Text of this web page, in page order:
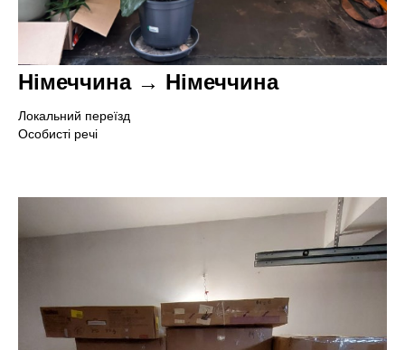
Німеччина → Німеччина
Локальний переїзд
Особисті речі